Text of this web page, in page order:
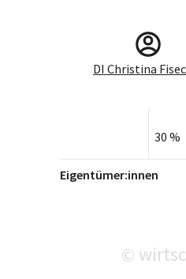
DI Christina
30 %
Eigentümer:innen
©